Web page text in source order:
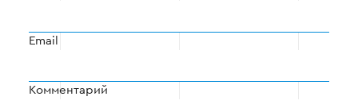
Email
Комментарий